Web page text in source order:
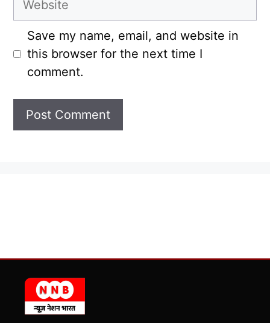
Save my name, email, and website in
this browser for the next time I
comment.